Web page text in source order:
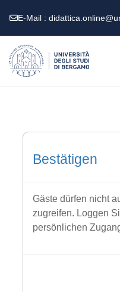
E-Mail :
Bestätigen
Gäste dürfen nicht
zugreifen. Loggen
persönlichen